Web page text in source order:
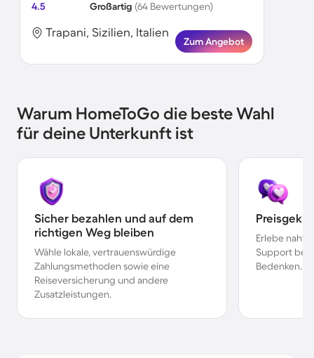
4.5
Großartig (64 Bewertungen)
Trapani, Sizilien, Italien
Zum Angebot
Warum HomeToGo die beste Wahl
für deine Unterkunft ist
Sicher bezahlen und auf dem
richtigen Weg bleiben
Wähle lokale, vertrauenswürdige
Zahlungsmethoden sowie eine
Reiseversicherung und andere
Zusatzleistungen.
Erlebe
Support bei
Bedenken.